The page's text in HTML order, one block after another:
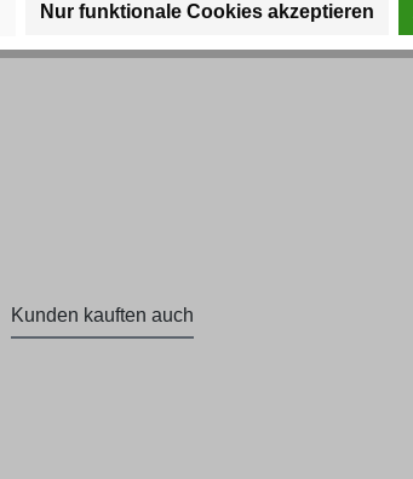
Kunden kauften auch
Nur funktionale Cookies akzeptieren